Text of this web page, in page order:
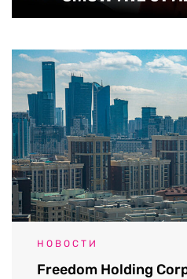
НОВОСТИ
Freedom Holding